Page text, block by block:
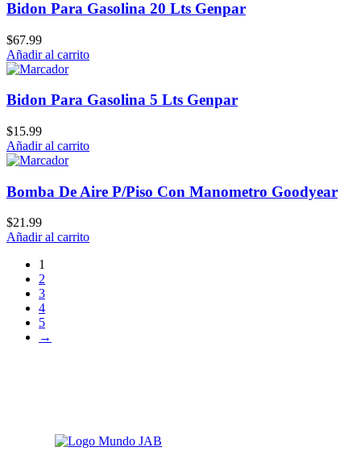
Bidon Para Gasolina 20 Lts Genpar
$67.99
Añadir al carrito
Bidon Para Gasolina 5 Lts Genpar
$15.99
Añadir al carrito
Bomba De Aire P/Piso Con Manometro Goodyear
$21.99
Añadir al carrito
1
2
3
4
5
→